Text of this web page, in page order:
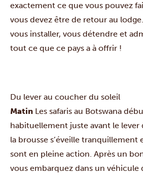
exactement ce que vous pouvez
vous devez être de retour au lodge.
vous installer, vous détendre et
tout ce que ce pays a à offrir !
Du lever au coucher du soleil
Matin Les safaris au Botswana
habituellement juste avant le lever
la brousse s’éveille tranquillement
sont en pleine action. Après un
vous embarquez dans un véhicule